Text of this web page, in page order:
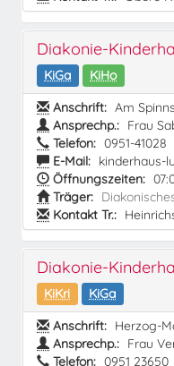
Diakonie-
KiGa
KiHo
Anschrift: Am
Ansprechp.: Frau
Telefon: 0951-41028
E-Mail: kinderhaus-
Öffnungszeiten:
Träger:
Kontakt Tr.:
Diakonie-
KiKri
KiGa
Anschrift: Herzog-
Ansprechp.: Frau
Telefon: 0951 23650